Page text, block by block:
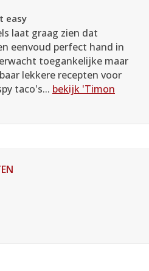
easy
laat graag zien dat
eenvoud perfect hand in
toegankelijke maar
lekkere recepten voor
taco's... bekijk 'Timon